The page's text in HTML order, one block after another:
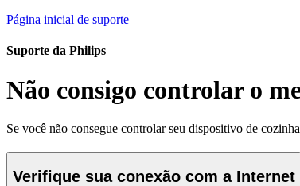
Página inicial de suporte
Suporte da Philips
Não consigo controlar o
Se você não consegue controlar seu dispositivo de
Verifique sua conexão com a Internet